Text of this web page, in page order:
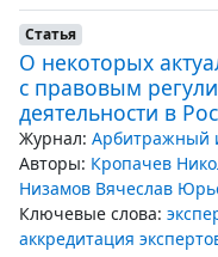
Статья
О некоторых
с правовым
деятельности в
Журнал: Арбитражный
Авторы: Кропачев
Низамов Вячеслав
Ключевые слова:
аккредитация